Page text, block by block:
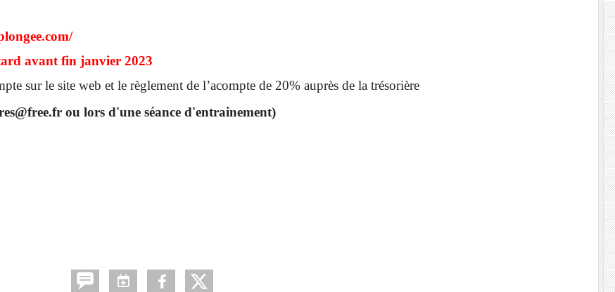
avant fin janvier 2023
sur le site web et le règlement de l’acompte de 20% auprès de la trésorière
ou lors d'une séance d'entrainement)